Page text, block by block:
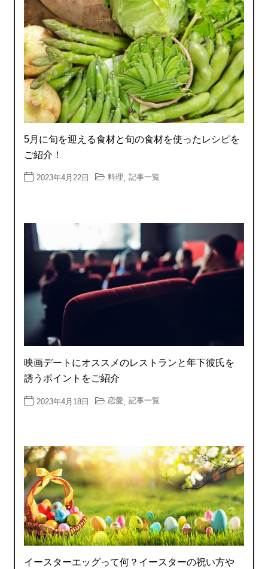
5月に旬を迎える食材と旬の食材を使ったレシピを
ご紹介！
2023年4月22日 料理, 記事一覧
映画デートにオススメのレストランと年下彼氏を
誘うポイントをご紹介
2023年4月18日 恋愛 記事一覧
イースターエッグって何？イースターの祝い方や